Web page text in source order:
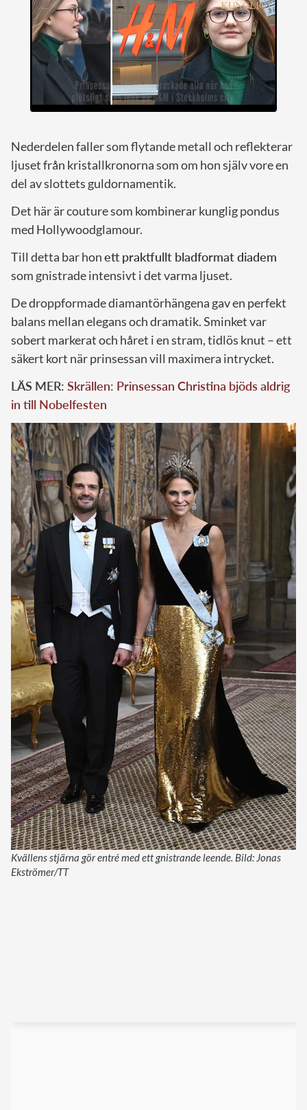
Nederdelen faller som flytande metall och reflekterar
ljuset från kristallkronorna som om hon själv vore en
del av slottets guldornamentik.
Det här är couture som kombinerar kunglig pondus
med Hollywoodglamour.
Till detta bar honett praktfullt bladformat diadem
som gnistrade intensivt i det varma ljuset.
De droppformade diamantörhängena gav en perfekt
balans mellan elegans och dramatik. Sminket var
sobert markerat och håret i en stram, tidlös knut – ett
säkert kort när prinsessan vill maximera intrycket.
LÄS MER: Skrällen: Prinsessan Christina bjöds aldrig
in till Nobelfesten
Kvällens stjärna gör entré med ett gnistrande leende. Bild: Jonas
Ekströmer/TT